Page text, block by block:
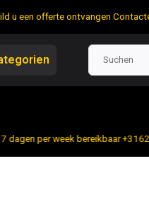
u een offerte ontvangen
7 dagen per week bereikbaar